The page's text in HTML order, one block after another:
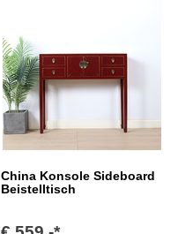
China Konsole Sideboard
Beistelltisch